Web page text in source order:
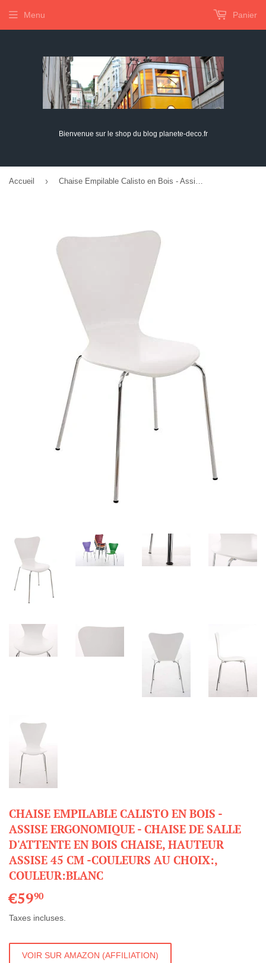
Bienvenue sur le shop du blog planete-deco.fr
Menu Panier
Accueil ›
CHAISE EMPILABLE CALISTO EN BOIS -
ASSISE ERGONOMIQUE - CHAISE DE SALLE
D'ATTENTE EN BOIS CHAISE, HAUTEUR
ASSISE 45 CM -COULEURS AU CHOIX:,
COULEUR:BLANC
€5990
Taxes incluses.
VOIR SUR AMAZON (AFFILIATION)